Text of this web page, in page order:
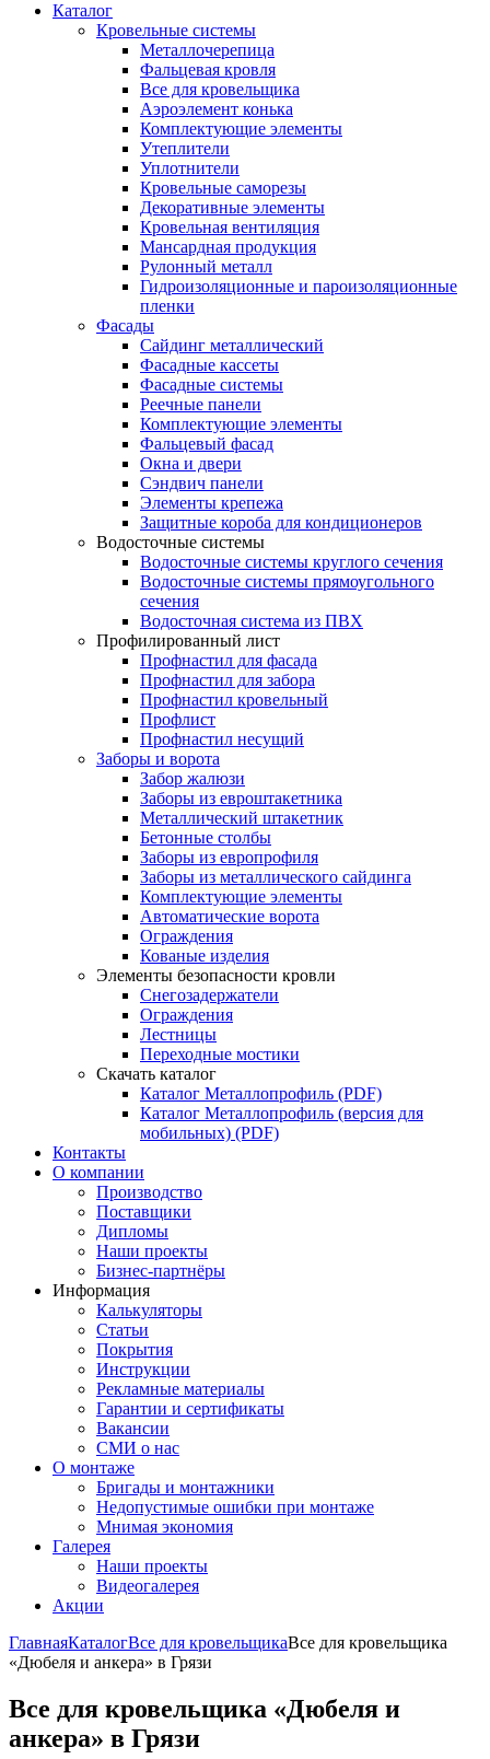
Каталог
Кровельные системы
Металлочерепица
Фальцевая кровля
Все для кровельщика
Аэроэлемент конька
Комплектующие элементы
Утеплители
Уплотнители
Кровельные саморезы
Декоративные элементы
Кровельная вентиляция
Мансардная продукция
Рулонный металл
Гидроизоляционные и пароизоляционные
пленки
Фасады
Сайдинг металлический
Фасадные кассеты
Фасадные системы
Реечные панели
Комплектующие элементы
Фальцевый фасад
Окна и двери
Сэндвич панели
Элементы крепежа
Защитные короба для кондиционеров
Водосточные системы
Водосточные системы круглого сечения
Водосточные системы прямоугольного
сечения
Водосточная система из ПВХ
Профилированный лист
Профнастил для фасада
Профнастил для забора
Профнастил кровельный
Профлист
Профнастил несущий
Заборы и ворота
Забор жалюзи
Заборы из евроштакетника
Металлический штакетник
Бетонные столбы
Заборы из европрофиля
Заборы из металлического сайдинга
Комплектующие элементы
Автоматические ворота
Ограждения
Кованые изделия
Элементы безопасности кровли
Снегозадержатели
Ограждения
Лестницы
Переходные мостики
Скачать каталог
Каталог Металлопрофиль (PDF)
Каталог Металлопрофиль (версия для
мобильных) (PDF)
Контакты
О компании
Производство
Поставщики
Дипломы
Наши проекты
Бизнес-партнёры
Информация
Калькуляторы
Статьи
Покрытия
Инструкции
Рекламные материалы
Гарантии и сертификаты
Вакансии
СМИ о нас
О монтаже
Бригады и монтажники
Недопустимые ошибки при монтаже
Мнимая экономия
Галерея
Наши проекты
Видеогалерея
Акции
ГлавнаяКаталогВсе для кровельщикаВсе для кровельщика
«Дюбеля и анкера» в Грязи
Все для кровельщика «Дюбеля и
анкера» в Грязи